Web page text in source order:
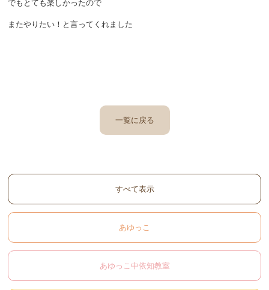
でもとても楽しかったので
またやりたい！と言ってくれました
一覧に戻る
すべて表示
あゆっこ
あゆっこ中依知教室